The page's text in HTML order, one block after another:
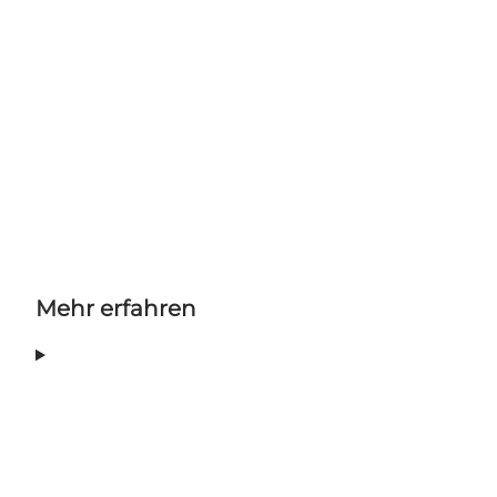
Mehr erfahren